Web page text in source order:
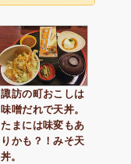
諏訪の町おこしは
味噌だれで天丼。
たまには味変もあ
りかも？！みそ天
丼。